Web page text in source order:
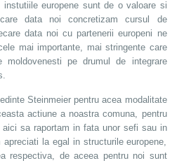
europene sunt de o valoare si
data noi concretizam cursul de
data noi cu partenerii europeni ne
mai importante, mai stringente care
pe drumul de integrare
Steinmeier pentru acea modalitate
actiune a noastra comuna, pentru
sa raportam in fata unor sefi sau in
la egal in structurile europene,
respectiva, de aceea pentru noi sunt